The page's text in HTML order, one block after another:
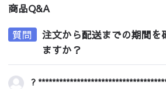
商品Q&A
質問
注文から配送までの期間を
ますか？
?